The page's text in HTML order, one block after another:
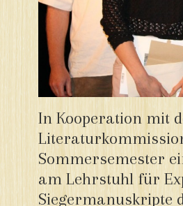
In Kooperation mit
Sommersemester
am Lehrstuhl für
Siegermanuskripte